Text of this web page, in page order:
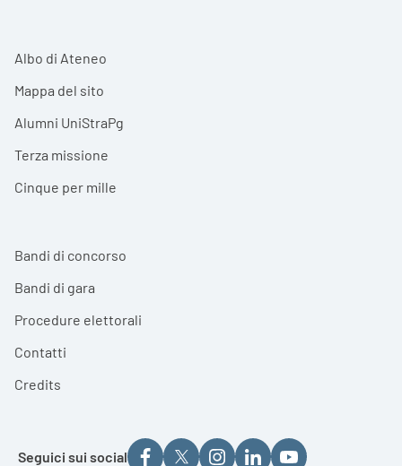
Albo di Ateneo
Mappa del sito
Alumni UniStraPg
Terza missione
Cinque per mille
Bandi di concorso
Bandi di gara
Procedure elettorali
Contatti
Credits
Seguici sui social